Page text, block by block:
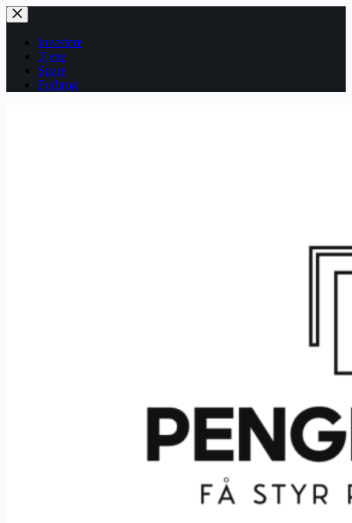
Fortsæt
til
indholdInvestere
Tjene
Spare
Forbrug